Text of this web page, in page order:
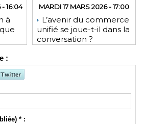
- 16:04
à
MARDI 17 MARS 2026 - 17:00
L’avenir du commerce
unifié se joue-t-il dans la
conversation ?
:
* :